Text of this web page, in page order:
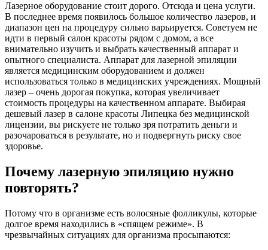
Лазерное оборудование стоит дорого. Отсюда и цена услуги.
В последнее время появилось большое количество лазеров, и
диапазон цен на процедуру сильно варьируется. Советуем не
идти в первый салон красоты рядом с домом, а все
внимательно изучить и выбрать качественный аппарат и
опытного специалиста. Аппарат для лазерной эпиляции
является медицинским оборудованием и должен
использоваться только в медицинских учреждениях. Мощный
лазер – очень дорогая покупка, которая увеличивает
стоимость процедуры на качественном аппарате. Выбирая
дешевый лазер в салоне красоты Липецка без медицинской
лицензии, вы рискуете не только зря потратить деньги и
разочароваться в результате, но и подвергнуть риску свое
здоровье.
Почему лазерную эпиляцию нужно
повторять?
Потому что в организме есть волосяные фолликулы, которые
долгое время находились в «спящем режиме». В
чрезвычайных ситуациях для организма просыпаются: